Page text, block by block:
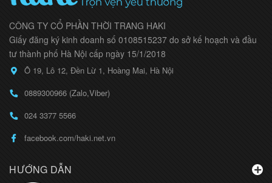
CÔNG TY CỔ PHẦN THỜI TRANG HAKI
Giấy đăng ký kinh doanh số 0108515237 do sở kế hoạch và đầu
tư thành phố Hà Nội cấp ngày 15/1/2018
Ô 19, Lô 12, Đền Lừ 1, Hoàng Mai, Hà Nội
0889300966 (Zalo,Viber)
024 3377 5566
facebook.com/haki.net.vn
HƯỚNG DẪN